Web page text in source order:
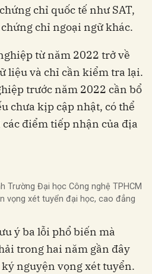
chỉ quốc tế như SAT,
chứng chỉ ngoại ngữ khác.
từ năm 2022 trở về
liệu và chỉ cần kiểm tra lại.
trước năm 2022 cần bổ
chưa kịp cập nhật, có thể
các điểm tiếp nhận của địa
Trường Đại học Công nghệ TPHCM
vọng xét tuyển đại học, cao đẳng
ý ba lỗi phổ biến mà
trong hai năm gần đây
nguyện vọng xét tuyển.